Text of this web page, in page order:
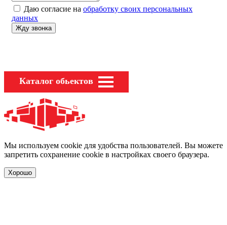
Даю согласие на обработку своих персональных
данных
Каталог обьектов
Мы используем cookie для удобства пользователей. Вы можете
запретить сохранение cookie в настройках своего браузера.
Хорошо